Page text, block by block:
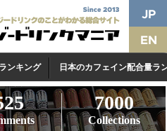
ンキング 日本のカフェイン配合量ラ
7000
Collections